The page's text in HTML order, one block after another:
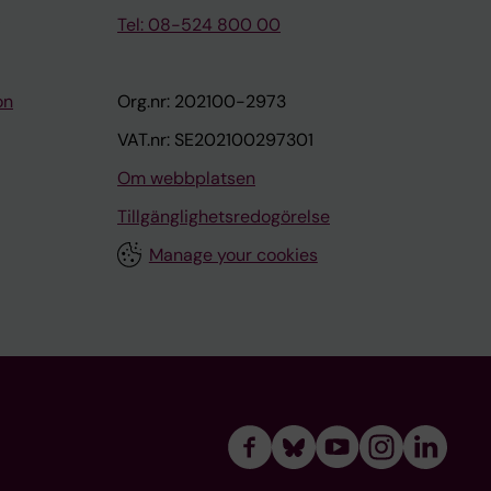
Tel: 08-524 800 00
Org.nr: 202100-2973
VAT.nr: SE202100297301
Om webbplatsen
Tillgänglighetsredogörelse
Manage your cookies